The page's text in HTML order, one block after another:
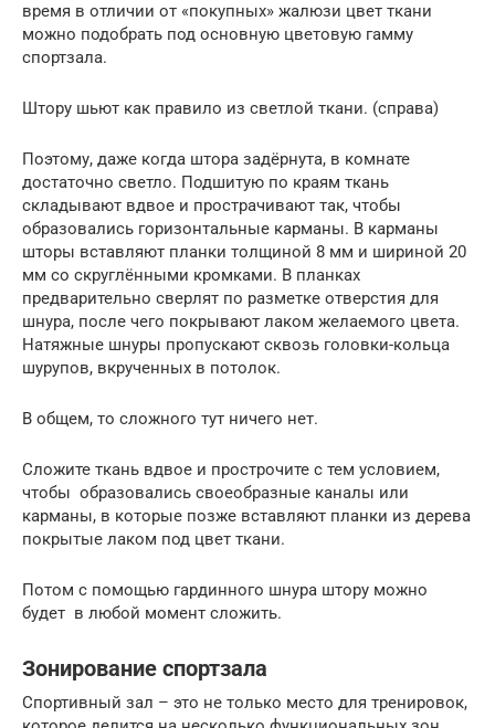
время в отличии от «покупных» жалюзи цвет ткани
можно подобрать под основную цветовую гамму
спортзала.
Штору шьют как правило из светлой ткани. (справа)
Поэтому, даже когда штора задёрнута, в комнате
достаточно светло. Подшитую по краям ткань
складывают вдвое и прострачивают так, чтобы
образовались горизонтальные карманы. В карманы
шторы вставляют планки толщиной 8 мм и шириной 20
мм со скруглёнными кромками. В планках
предварительно сверлят по разметке отверстия для
шнура, после чего покрывают лаком желаемого цвета.
Натяжные шнуры пропускают сквозь головки-кольца
шурупов, вкрученных в потолок.
В общем, то сложного тут ничего нет.
Сложите ткань вдвое и прострочите с тем условием,
чтобы образовались своеобразные каналы или
карманы, в которые позже вставляют планки из дерева
покрытые лаком под цвет ткани.
Потом с помощью гардинного шнура штору можно
будет в любой момент сложить.
Зонирование спортзала
Спортивный зал – это не только место для тренировок,